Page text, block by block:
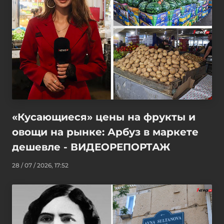
«Кусающиеся» цены на фрукты и
овощи на рынке: Арбуз в маркете
дешевле - ВИДЕОРЕПОРТАЖ
28 / 07 / 2026, 17:52